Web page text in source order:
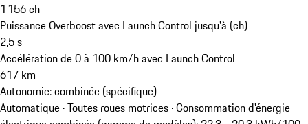
1 156ch
Puissance Overboost avec Launch Control jusqu'à (ch)
2,5s
Accélération de 0 à 100 km/h avec Launch Control
617 km
Autonomie: combinée (spécifique)
Automatique · Toutes roues motrices ·Consommation d'énergie